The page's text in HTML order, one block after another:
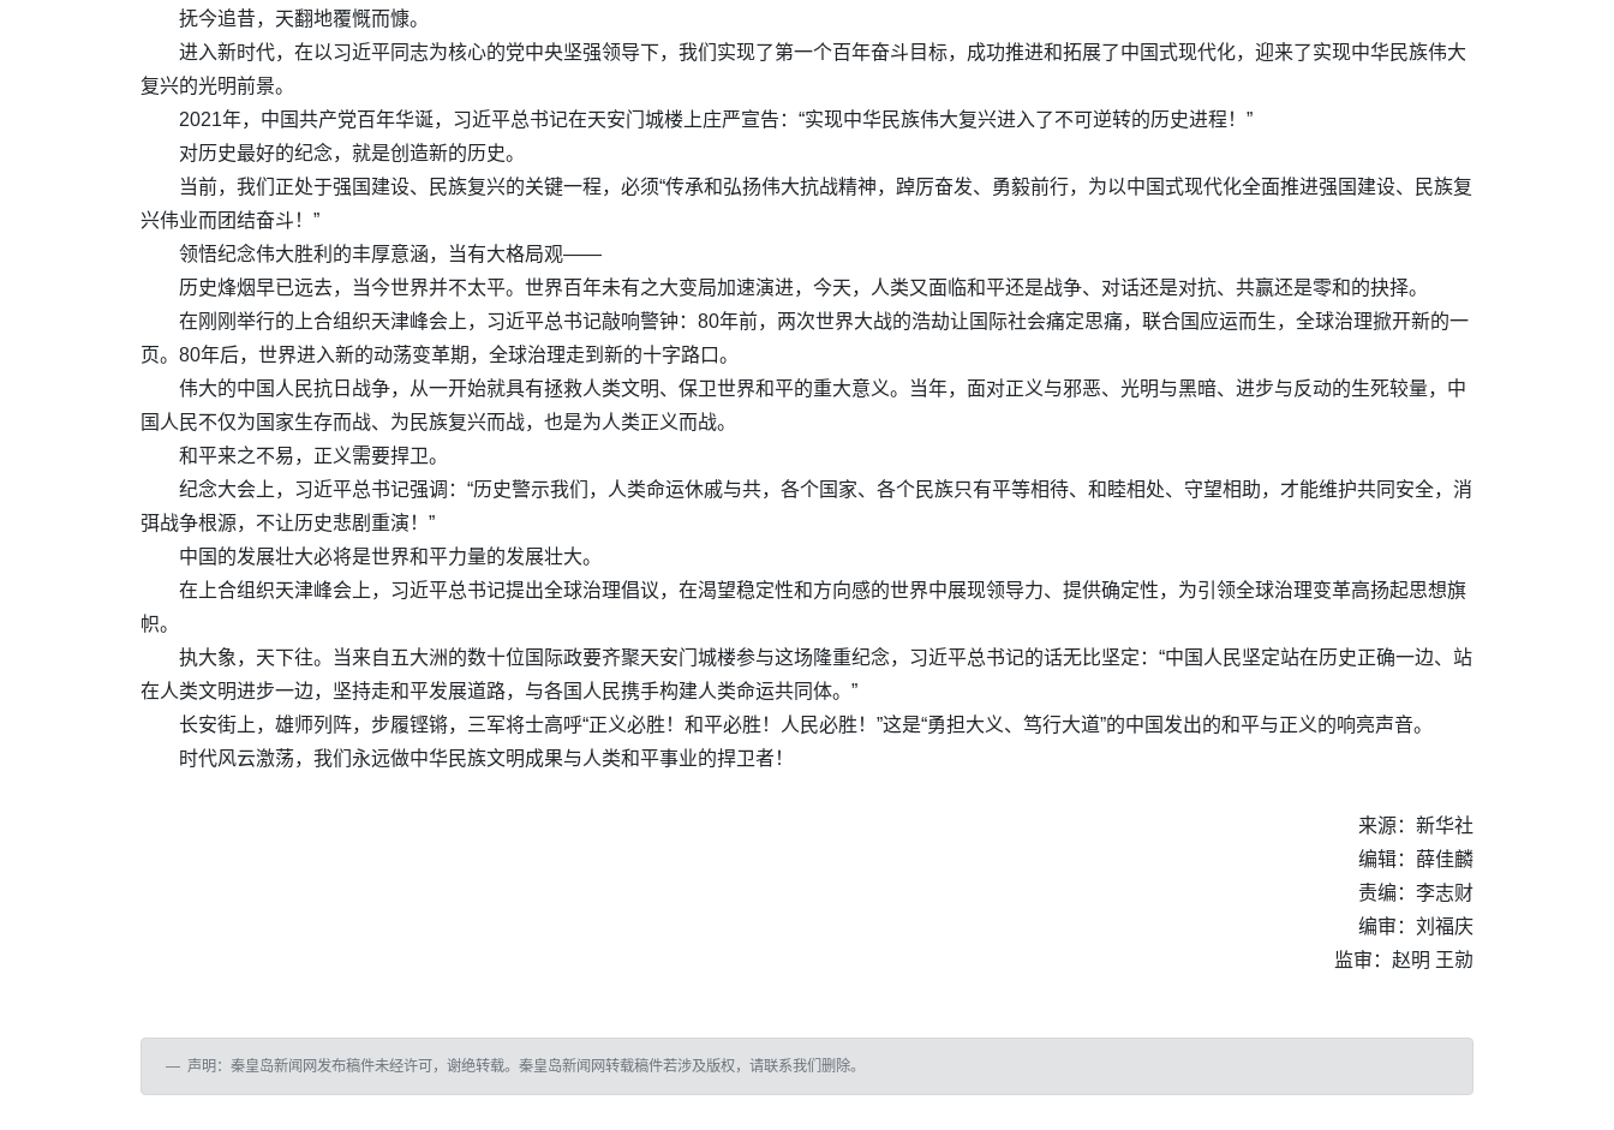
抚今追昔，天翻地覆慨而慷。
进入新时代，在以习近平同志为核心的党中央坚强领导下，我们实现了第一个百年奋斗目标，成功推进和拓展了中国式现代化，迎来了实现中华民族伟大
复兴的光明前景。
2021年，中国共产党百年华诞，习近平总书记在天安门城楼上庄严宣告：“实现中华民族伟大复兴进入了不可逆转的历史进程！”
对历史最好的纪念，就是创造新的历史。
当前，我们正处于强国建设、民族复兴的关键一程，必须“传承和弘扬伟大抗战精神，踔厉奋发、勇毅前行，为以中国式现代化全面推进强国建设、民族复
兴伟业而团结奋斗！”
领悟纪念伟大胜利的丰厚意涵，当有大格局观——
历史烽烟早已远去，当今世界并不太平。世界百年未有之大变局加速演进，今天，人类又面临和平还是战争、对话还是对抗、共赢还是零和的抉择。
在刚刚举行的上合组织天津峰会上，习近平总书记敲响警钟：80年前，两次世界大战的浩劫让国际社会痛定思痛，联合国应运而生，全球治理掀开新的一
页。80年后，世界进入新的动荡变革期，全球治理走到新的十字路口。
伟大的中国人民抗日战争，从一开始就具有拯救人类文明、保卫世界和平的重大意义。当年，面对正义与邪恶、光明与黑暗、进步与反动的生死较量，中
国人民不仅为国家生存而战、为民族复兴而战，也是为人类正义而战。
和平来之不易，正义需要捍卫。
纪念大会上，习近平总书记强调：“历史警示我们，人类命运休戚与共，各个国家、各个民族只有平等相待、和睦相处、守望相助，才能维护共同安全，消
弭战争根源，不让历史悲剧重演！”
中国的发展壮大必将是世界和平力量的发展壮大。
在上合组织天津峰会上，习近平总书记提出全球治理倡议，在渴望稳定性和方向感的世界中展现领导力、提供确定性，为引领全球治理变革高扬起思想旗
帜。
执大象，天下往。当来自五大洲的数十位国际政要齐聚天安门城楼参与这场隆重纪念，习近平总书记的话无比坚定：“中国人民坚定站在历史正确一边、站
在人类文明进步一边，坚持走和平发展道路，与各国人民携手构建人类命运共同体。”
长安街上，雄师列阵，步履铿锵，三军将士高呼“正义必胜！和平必胜！人民必胜！”这是“勇担大义、笃行大道”的中国发出的和平与正义的响亮声音。
时代风云激荡，我们永远做中华民族文明成果与人类和平事业的捍卫者！
来源：新华社
编辑：薛佳麟
责编：李志财
编审：刘福庆
监审：赵明 王勍
声明：秦皇岛新闻网发布稿件未经许可，谢绝转载。秦皇岛新闻网转载稿件若涉及版权，请联系我们删除。